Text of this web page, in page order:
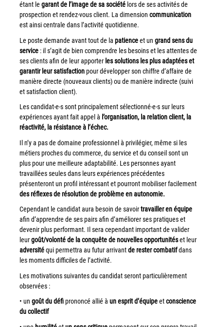
Sécurité des Réseaux
Sécurité des périphériques d’impression
Gestion des documents
Mobilité
ConnectKey®
Service de Gestion d’impression (MPS)
Notre équipe
Grand Lyon
Lyon Techlid
Monts du Lyonnais
Villefranche Beaujolais
Vallée du Rhône
Nos clients témoignent
Actualité
étant le garant de l’image de sa société lors de ses activités de
prospection et rendez-vous client. La dimension communication
est ainsi centrale dans l’activité quotidienne.
Le poste demande avant tout de la patienceet un grand sens du
service : il s’agit de bien comprendre les besoins et les attentes de
ses clients afin de leur apporter les solutions les plus adaptées et
garantir leur satisfactionpour développer son chiffre d’affaire de
manière directe (nouveaux clients) ou de manière indirecte (suivi
et satisfaction client).
Les candidat-e-s sont principalement sélectionné-e-s sur leurs
expériences ayant fait appel à l’organisation, la relation client, la
réactivité, la résistance à l’échec.
Il n’y a pas de domaine professionnel à privilégier, même si les
métiers proches du commerce, du service et du conseil sont un
plus pour une meilleure adaptabilité. Les personnes ayant
travaillées seules dans leurs expériences précédentes
présenteront un profil intéressant et pourront mobiliser facilement
des réflexes de résolution de problème en autonomie.
Cependant le candidat aura besoin de savoirtravailler en équipe
afin d’apprendre de ses pairs afin d’améliorer ses pratiques et
devenir plus performant. Il sera cependant important de valider
leurgoût/volonté de la conquête de nouvelles opportunitéset leur
adversitéqui permettra au futur arrivantde rester combatifdans
les moments difficiles de l’activité.
Les motivations suivantes du candidat seront particulièrement
observées :
• un goût du défiprononcé allié à un esprit d’équipeetconscience
du collectif